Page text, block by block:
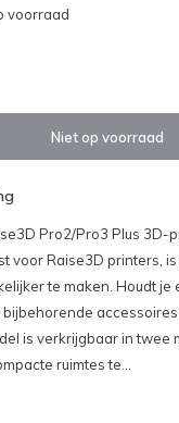
voorraad
Niet op voorraad
Pro2/Pro3 Plus 3D-
voor Raise3D printers,
te maken. Houdt je
is verkrijgbaar in twee
ruimtes te...